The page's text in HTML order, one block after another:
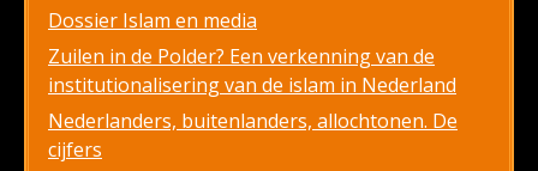
Dossier Islam en media
Zuilen in de Polder? Een verkenning van de
institutionalisering van de islam in Nederland
Nederlanders, buitenlanders, allochtonen. De
cijfers